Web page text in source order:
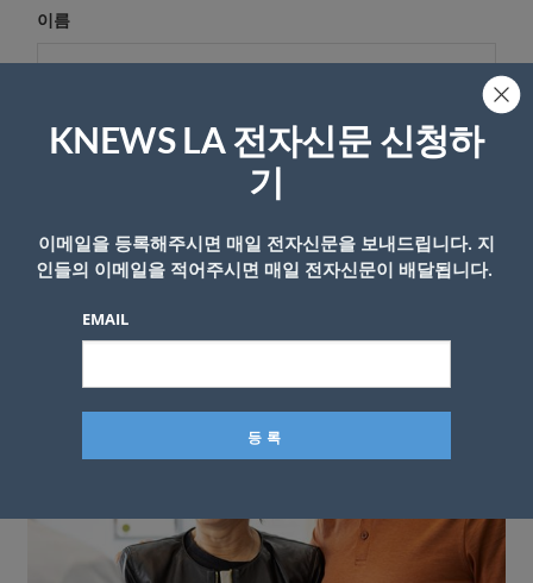
이름
KNEWS LA 전자신문 신청하
기
이메일을 등록해주시면 매일 전자신문을 보내드립니다. 지
인들의 이메일을 적어주시면 매일 전자신문이 배달됩니다.
EMAIL